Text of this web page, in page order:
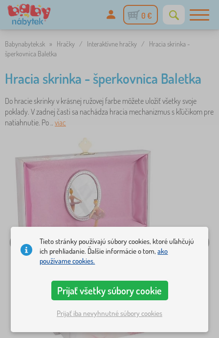
0 €
Babynabytek.sk » Hračky / Interaktívne hračky /
Hracia skrinka -
šperkovnica Baletka
Hracia skrinka - šperkovnica Baletka
Do hracie skrinky v krásnej ružovej farbe môžete uložiť všetky svoje
poklady. V zadnej časti sa nachádza hracia mechanizmus s kľúčikom pre
natiahnutie. Po .. viac
Tieto stránky používajú súbory cookies, ktoré uľahčujú
ich prehliadanie. Ďalšie informácie o tom,ako
používame cookies.
Prijať všetky súbory cookie
Prijať iba nevyhnutné súbory cookies